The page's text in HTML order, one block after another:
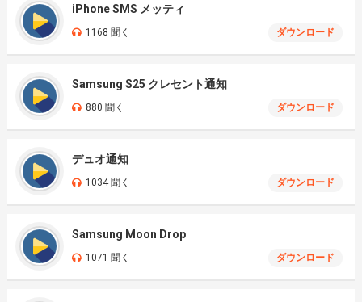
iPhone SMS メッティ
1168 聞く ダウンロード
Samsung S25 クレセント通知
880 聞く ダウンロード
デュオ通知
1034 聞く ダウンロード
Samsung Moon Drop
1071 聞く ダウンロード